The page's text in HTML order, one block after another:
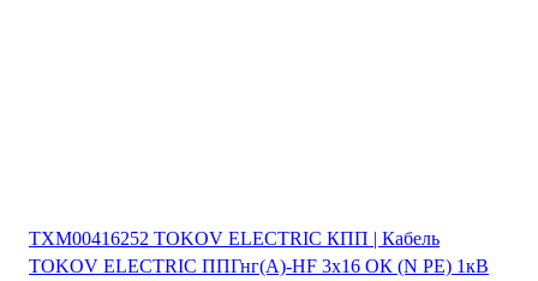
ТХМ00416252 TOKOV ELECTRIC КПП | Кабель
TOKOV ELECTRIC ППГнг(А)-HF 3х16 ОК (N PE) 1кВ